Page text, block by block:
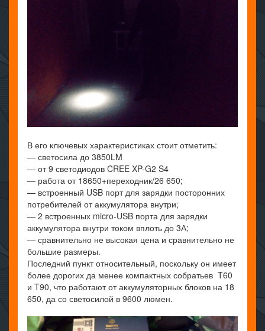
В его ключевых характеристиках стоит отметить:
— светосила до 3850LM
— от 9 светодиодов CREE XP-G2 S4
— работа от 18650+переходник/26 650;
— встроенный USB порт для зарядки посторонних
потребителей от аккумулятора внутри;
— 2 встроенных micro-USB порта для зарядки
аккумулятора внутри током вплоть до 3А;
— сравнительно не высокая цена и сравнительно не
большие размеры.
Последний пункт относительный, поскольку он имеет
более дорогих да менее компактных собратьев T60
и T90, что работают от аккумуляторных блоков на 18
650, да со светосилой в 9600 люмен.